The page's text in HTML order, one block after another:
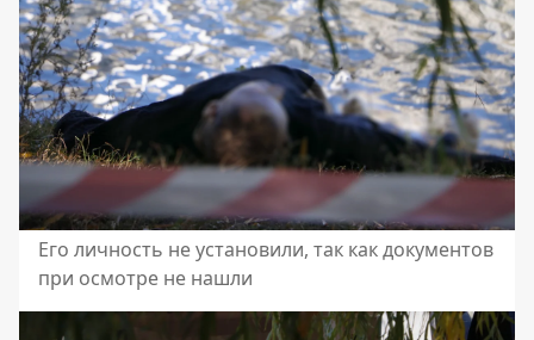
Его личность не установили, так как документов
при осмотре не нашли